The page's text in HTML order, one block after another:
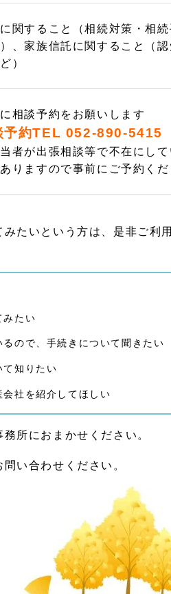
関すること（相続対策・相続
、家族信託に関すること（
）
相談予約をお願いします
予約TEL 052-890-5415
者が出張相談等で不在にして
りますので事前にご予約くだ
たいという方は、是非ご利
みたい
ので、手続きについて聞きたい
て知りたい
社を紹介してほしい
所におまかせください。
い合わせください。